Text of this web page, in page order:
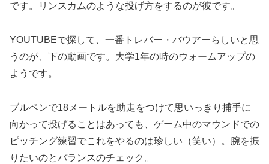
です。リンスカムのような投げ方をするのが彼です。
YOUTUBEで探して、一番トレバー・バウアーらしいと思
うのが、下の動画です。大学1年の時のウォームアップの
ようです。
ブルペンで18メートルを助走をつけて思いっきり捕手に
向かって投げることはあっても、ゲーム中のマウンドでの
ピッチング練習でこれをやるのは珍しい（笑い）。腕を振
りたいのとバランスのチェック。